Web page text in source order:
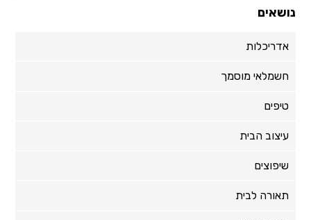
נושאים
אדריכלות
חשמלאי מוסמך
טיפים
עיצוב הבית
שיפוצים
תאורה לבית